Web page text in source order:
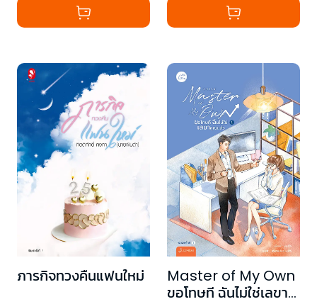
ภารกิจทวงคืนแฟนใหม่
Master of My Own
ขอโทษที ฉันไม่ใช่เลขา